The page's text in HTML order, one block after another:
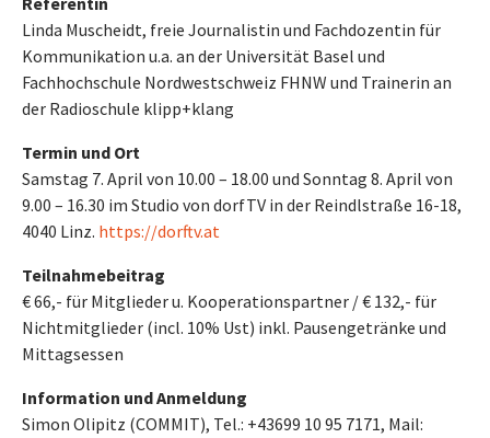
Linda Muscheidt, freie Journalistin und Fachdozentin für
Kommunikation u.a. an der Universität Basel und
Fachhochschule Nordwestschweiz FHNW und Trainerin an
der Radioschule klipp+klang
Termin und Ort
Samstag 7. April von 10.00 – 18.00 und Sonntag 8. April von
9.00 – 16.30 im Studio von dorfTV in der Reindlstraße 16-18,
4040 Linz. https://dorftv.at
Teilnahmebeitrag
€ 66,- für Mitglieder u. Kooperationspartner / € 132,- für
Nichtmitglieder (incl. 10% Ust) inkl. Pausengetränke und
Mittagsessen
Information und Anmeldung
Simon Olipitz (COMMIT), Tel.: +43699 10 95 7171, Mail: